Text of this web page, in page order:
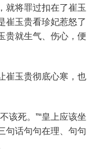
就将罪过扣在了崔玉
崔玉贵看珍妃惹怒了
贵就生气、伤心，便
崔玉贵彻底心寒，也
该死。”“皇上应该坐
句话句句在理、句句